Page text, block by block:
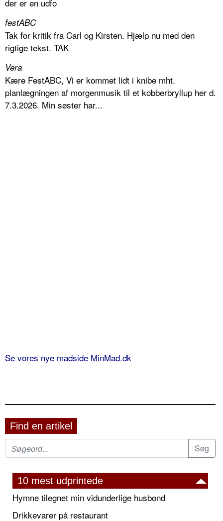
der er en udfo
festABC
Tak for kritik fra Carl og Kirsten. Hjælp nu med den
rigtige tekst. TAK
Vera
Kære FestABC, Vi er kommet lidt i knibe mht.
planlægningen af morgenmusik til et kobberbryllup her d.
7.3.2026. Min søster har...
Se vores nye madside MinMad.dk
Find en artikel
10 mest udprintede
Hymne tilegnet min vidunderlige husbond
Drikkevarer på restaurant